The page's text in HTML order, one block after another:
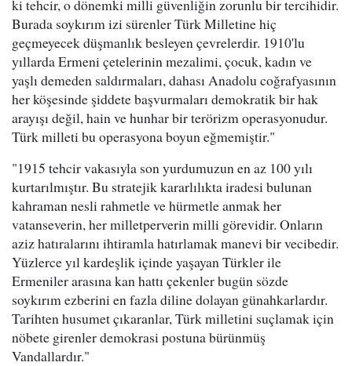
ki tehcir, o dönemki milli güvenliğin zorunlu bir tercihidir.
Burada soykırım izi sürenler Türk Milletine hiç
geçmeyecek düşmanlık besleyen çevrelerdir. 1910'lu
yıllarda Ermeni çetelerinin mezalimi, çocuk, kadın ve
yaşlı demeden saldırmaları, dahası Anadolu coğrafyasının
her köşesinde şiddete başvurmaları demokratik bir hak
arayışı değil, hain ve hunhar bir terörizm operasyonudur.
Türk milleti bu operasyona boyun eğmemiştir."
"1915 tehcir vakasıyla son yurdumuzun en az 100 yılı
kurtarılmıştır. Bu stratejik kararlılıkta iradesi bulunan
kahraman nesli rahmetle ve hürmetle anmak her
vatanseverin, her milletperverin milli görevidir. Onların
aziz hatıralarını ihtiramla hatırlamak manevi bir vecibedir.
Yüzlerce yıl kardeşlik içinde yaşayan Türkler ile
Ermeniler arasına kan hattı çekenler bugün sözde
soykırım ezberini en fazla diline dolayan günahkarlardır.
Tarihten husumet çıkaranlar, Türk milletini suçlamak için
nöbete girenler demokrasi postuna bürünmüş
Vandallardır."